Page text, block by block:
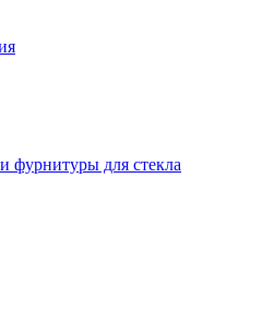
фурнитуры для стекла